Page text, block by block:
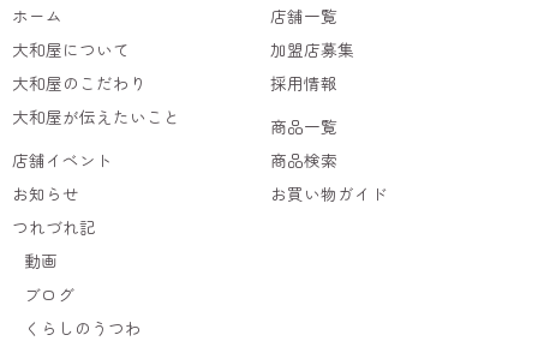
ホーム
大和屋について
大和屋のこだわり
大和屋が伝えたいこと
店舗イベント
お知らせ
つれづれ記
動画
ブログ
くらしのうつわ
店舗一覧
加盟店募集
採用情報
商品一覧
商品検索
お買い物ガイド